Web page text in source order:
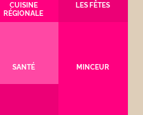
CUISINE
RÉGIONALE
LES FÊTES
SANTÉ MINCEUR